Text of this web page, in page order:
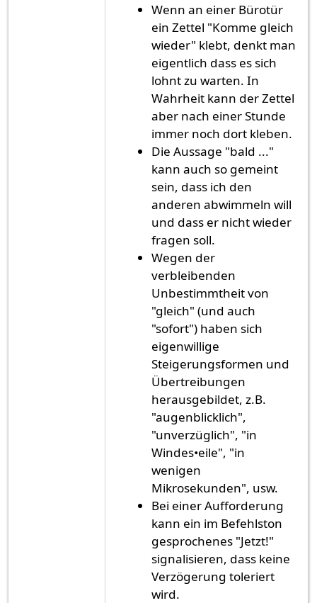
Wenn an einer Bürotür
ein Zettel "Komme gleich
wieder" klebt, denkt man
eigentlich dass es sich
lohnt zu warten. In
Wahrheit kann der Zettel
aber nach einer Stunde
immer noch dort kleben.
Die Aussage "bald ..."
kann auch so gemeint
sein, dass ich den
anderen abwimmeln will
und dass er nicht wieder
fragen soll.
Wegen der
verbleibenden
Unbestimmtheit von
"gleich" (und auch
"sofort") haben sich
eigenwillige
Steigerungsformen und
Übertreibungen
herausgebildet, z.B.
"augenblicklich",
"unverzüglich", "in
Windes•eile", "in
wenigen
Mikrosekunden", usw.
Bei einer Aufforderung
kann ein im Befehlston
gesprochenes "Jetzt!"
signalisieren, dass keine
Verzögerung toleriert
wird.